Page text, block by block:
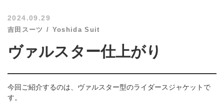
2024.09.29
吉田スーツ Yoshida Suit
ヴァルスター仕上がり
今回ご紹介するのは、ヴァルスター型のライダースジャケットで
す。